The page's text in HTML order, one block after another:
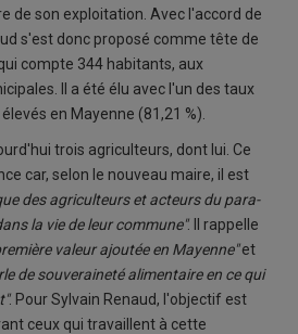
de son exploitation. Avec l'accord de
s'est donc proposé comme tête de
compte 344 habitants, aux
Il a été élu avec l'un des taux
en Mayenne (81,21 %).
trois agriculteurs, dont lui. Ce
car, selon le nouveau maire, il est
des agriculteurs et acteurs du para-
la vie de leur commune". Il rappelle
valeur ajoutée en Mayenne"et
de souveraineté alimentaire en ce qui
. Pour Sylvain Renaud, l'objectif est
ceux qui travaillent à cette